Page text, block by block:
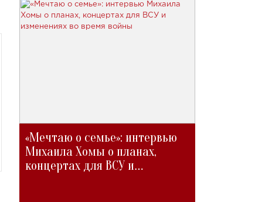
«Мечтаю о семье»: интервью
Михаила Хомы о планах,
концертах для ВСУ и